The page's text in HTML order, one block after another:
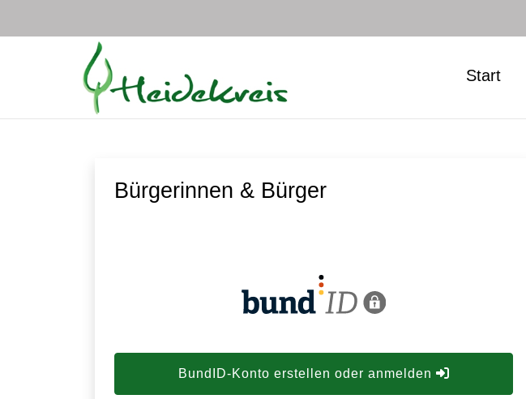
Start
Bürgerinnen & Bürger
BundID-Konto erstellen oder anmelden